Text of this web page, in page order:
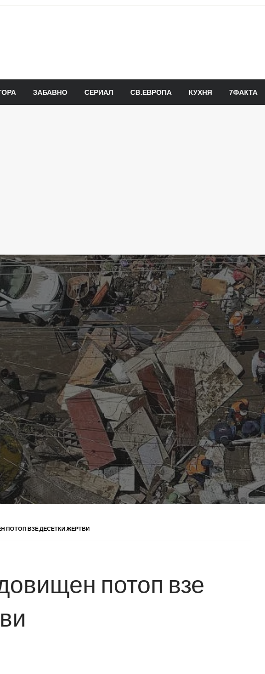
ЗАБАВНО СЕРИАЛ СВ.ЕВРОПА КУХНЯ 7ФАКТА
ПОТОП ВЗЕ ДЕСЕТКИ ЖЕРТВИ
потоп взе